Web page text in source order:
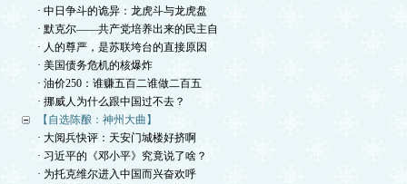
· 中日争斗的诡异：龙虎斗与龙虎盘
· 默克尔——共产党培养出来的民主自
· 人的尊严，是苏联垮台的直接原因
· 美国债务危机的核爆炸
· 油价250：谁赚五百二谁做二百五
· 挪威人为什么跟中国过不去？
【自选陈酿：神州大曲】
· 大阅兵快评：天安门城楼好挤啊
· 习近平的《邓小平》究竟说了啥？
· 为托克维尔进入中国而兴奋欢呼